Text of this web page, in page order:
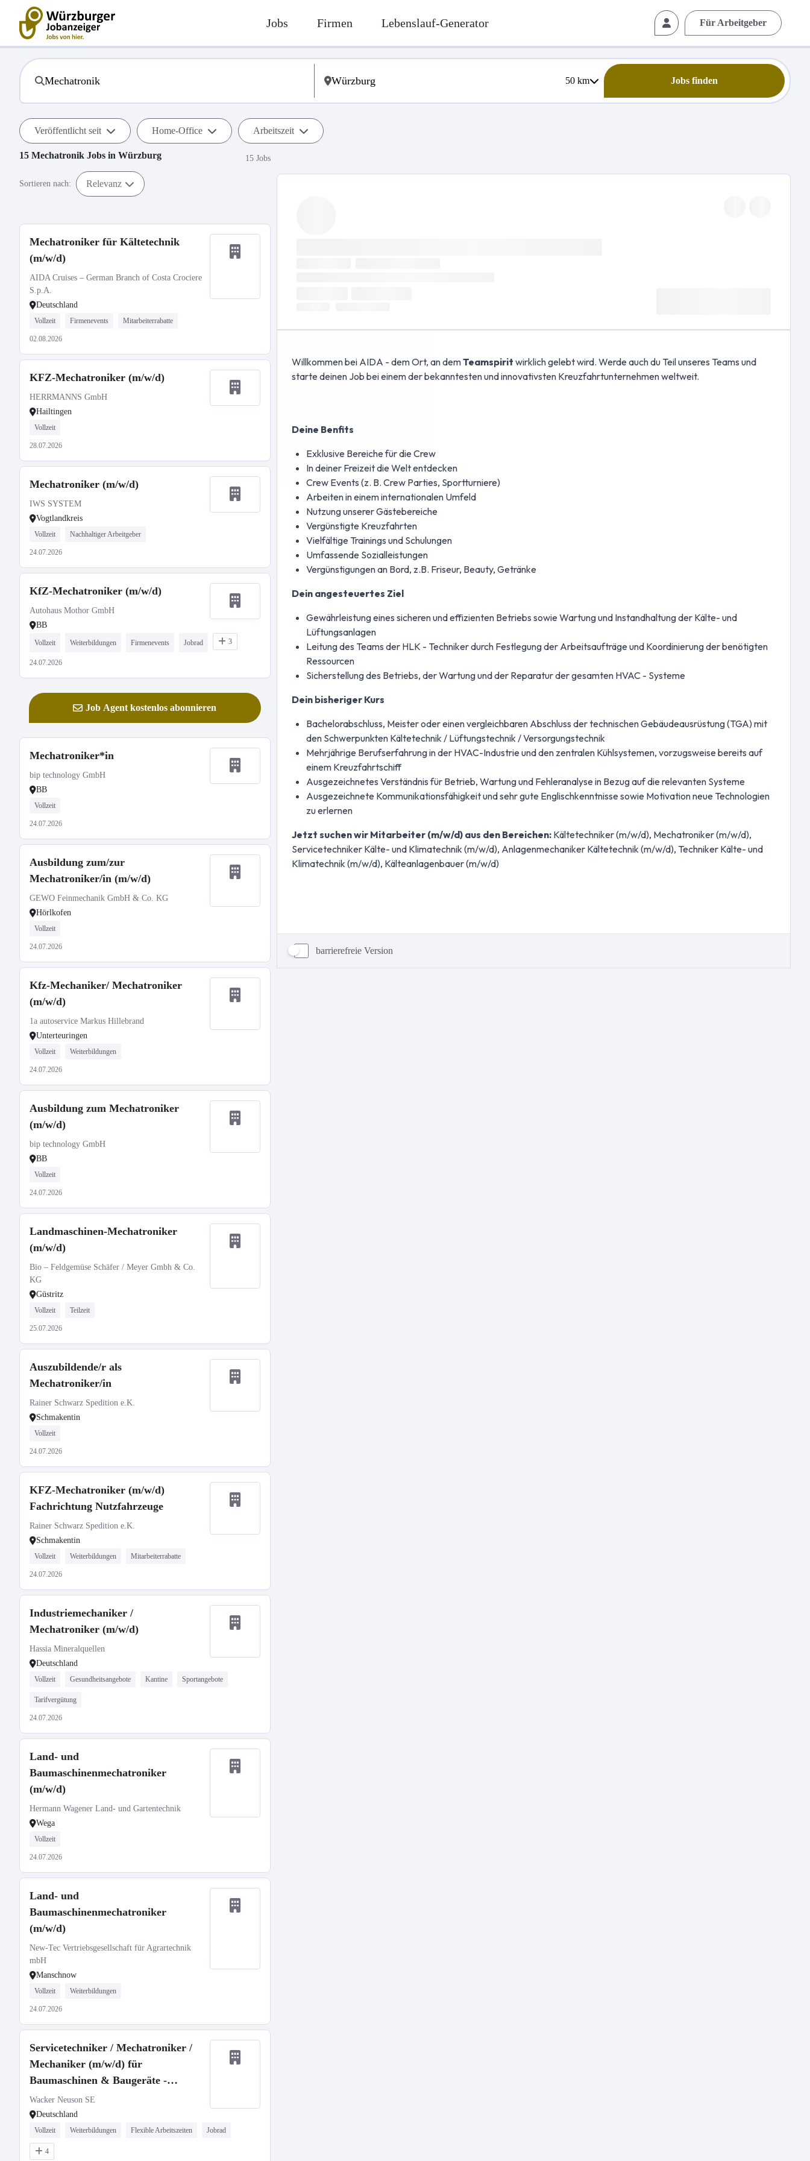
Jobs Firmen Lebenslauf-Generator Für Arbeitgeber
50km Jobs finden
Veröffentlicht seit Home-Office Arbeitszeit
15 Mechatronik Jobs in Würzburg 15 Jobs
Sortieren nach: Relevanz
Mechatroniker für Kältetechnik
(m/w/d)
AIDA Cruises – German Branch of Costa Crociere
S.p.A.
Deutschland
Vollzeit Firmenevents Mitarbeiterrabatte
02.08.2026
KFZ-Mechatroniker (m/w/d)
HERRMANNS GmbH
Hailtingen
Vollzeit
28.07.2026
Mechatroniker (m/w/d)
IWS SYSTEM
Vogtlandkreis
Vollzeit Nachhaltiger Arbeitgeber
24.07.2026
KfZ-Mechatroniker (m/w/d)
Autohaus Mothor GmbH
BB
Vollzeit Weiterbildungen Firmenevents Jobrad 3
24.07.2026
Job Agent kostenlos abonnieren
Mechatroniker*in
bip technology GmbH
BB
Vollzeit
24.07.2026
Ausbildung zum/zur
Mechatroniker/in (m/w/d)
GEWO Feinmechanik GmbH & Co. KG
Hörlkofen
Vollzeit
24.07.2026
Kfz-Mechaniker/ Mechatroniker
(m/w/d)
1a autoservice Markus Hillebrand
Unterteuringen
Vollzeit Weiterbildungen
24.07.2026
Ausbildung zum Mechatroniker
(m/w/d)
bip technology GmbH
BB
Vollzeit
24.07.2026
Landmaschinen-Mechatroniker
(m/w/d)
Bio – Feldgemüse Schäfer / Meyer Gmbh & Co.
KG
Güstritz
Vollzeit Teilzeit
25.07.2026
Auszubildende/r als
Mechatroniker/in
Rainer Schwarz Spedition e.K.
Schmakentin
Vollzeit
24.07.2026
KFZ-Mechatroniker (m/w/d)
Fachrichtung Nutzfahrzeuge
Rainer Schwarz Spedition e.K.
Schmakentin
Vollzeit Weiterbildungen Mitarbeiterrabatte
24.07.2026
Industriemechaniker /
Mechatroniker (m/w/d)
Hassia Mineralquellen
Deutschland
Vollzeit Gesundheitsangebote Kantine Sportangebote
Tarifvergütung
24.07.2026
Land- und
Baumaschinenmechatroniker
(m/w/d)
Hermann Wagener Land- und Gartentechnik
Wega
Vollzeit
24.07.2026
Land- und
Baumaschinenmechatroniker
(m/w/d)
New-Tec Vertriebsgesellschaft für Agrartechnik
mbH
Manschnow
Vollzeit Weiterbildungen
24.07.2026
Servicetechniker / Mechatroniker /
Mechaniker (m/w/d) für
Baumaschinen & Baugeräte -
stationär oder mobil
Wacker Neuson SE
Deutschland
Vollzeit Weiterbildungen Flexible Arbeitszeiten Jobrad
4
barrierefreie Version